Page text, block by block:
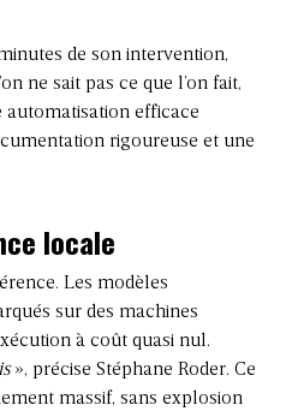
de son intervention,
ne sait pas ce que l’on fait,
automatisation efficace
rigoureuse et une
locale
Les modèles
sur des machines
à coût quasi nul.
», précise Stéphane Roder. Ce
massif, sans explosion